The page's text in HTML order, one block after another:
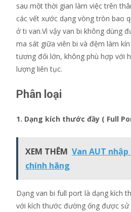
sau một thời gian làm việc trên
các vết xước dạng vòng tròn bao
ở ti van.Vì vậy van bi không dùng
ma sát giữa viên bi và đệm làm
tương đối lớn, không phù hợp với
lượng liên tục.
Phân loại
1. Dạng kích thước đầy ( Full
XEM THÊM Van AUT
chính hãng
Dạng van bi full port là dạng kích
với kích thước đường ống được